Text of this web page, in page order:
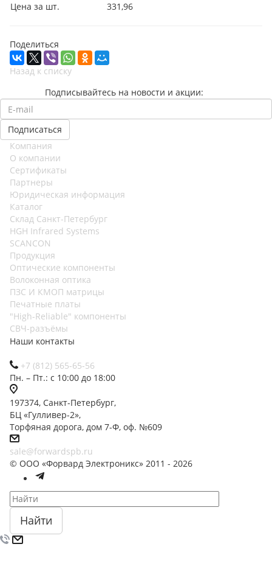
Цена за шт.
331,96
Поделиться
Назад к списку
Подписывайтесь на новости и акции:
Компания
О компании
Сертификаты
Партнеры
Юридическая информация
Каталог
Cклад Санкт-Петербург
HGH Infrared Systems
SCANCON
Продукция
Оптические компоненты
Волоконная оптика
ПЗС И КМОП матрицы
Печатные платы
"High-Reliable" компоненты
СВЧ-разъёмы
Наши контакты
+7 (812) 565-65-56
Пн. – Пт.: с 10:00 до 18:00
197374, Санкт-Петербург,
БЦ «Гулливер-2»,
Торфяная дорога, дом 7-Ф, оф. №609
sale@forwardspb.ru
© ООО «Форвард Электроникс» 2011 - 2026
Найти